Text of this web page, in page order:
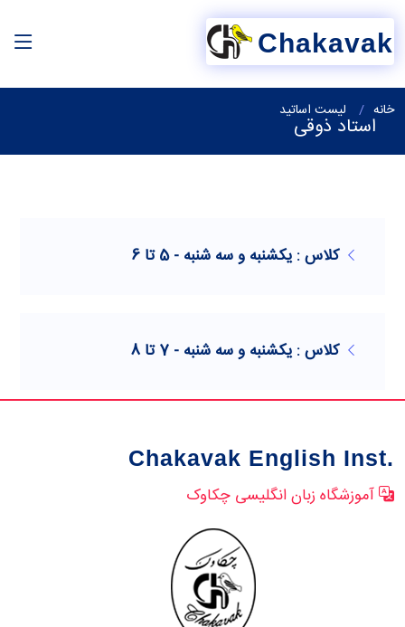
Chakavak
خانه لیست اساتید
استاد ذوقی
کلاس : یکشنبه و سه شنبه - 5 تا 6
کلاس : یکشنبه و سه شنبه - 7 تا 8
Chakavak English Inst.
آموزشگاه زبان انگلیسی چکاوک